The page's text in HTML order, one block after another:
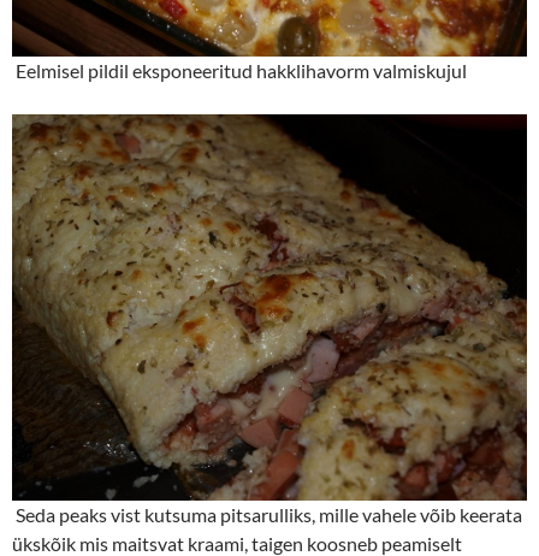
Eelmisel pildil eksponeeritud hakklihavorm valmiskujul
Seda peaks vist kutsuma pitsarulliks, mille vahele võib keerata
ükskõik mis maitsvat kraami, taigen koosneb peamiselt